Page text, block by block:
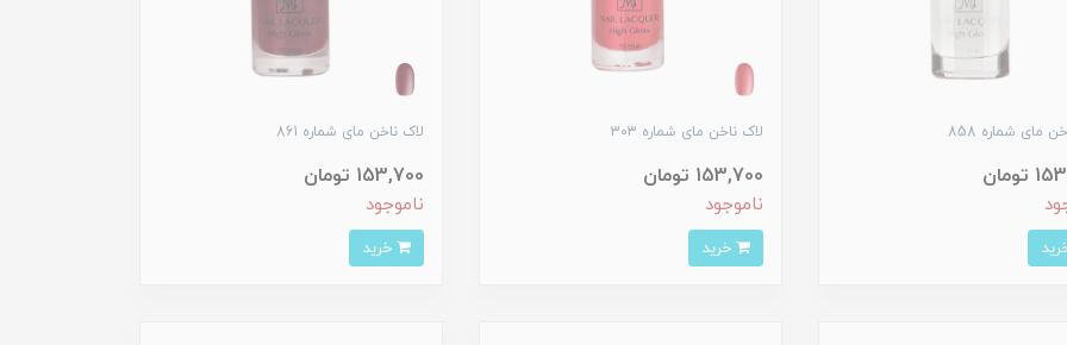
مای شماره 858 لاک ناخن مای شماره 303
153,700 تومان
ناموجود
خرید
لاک ناخن مای شماره 861
153,700 تومان
ناموجود
خرید